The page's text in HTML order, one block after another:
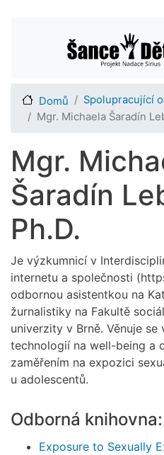
Main
Domů
Spolupracující
Mgr. Michaela Šaradín
Mgr.
Šaradín
Ph.D.
Je výzkumnicí v
internetu a společnosti
odbornou asistentkou na
žurnalistiky na Fakultě
univerzity v Brně. Věnuje se
technologií na well-being a
zaměřením na expozici
u adolescentů.
Odborná knihovna:
Exposure to Sexually